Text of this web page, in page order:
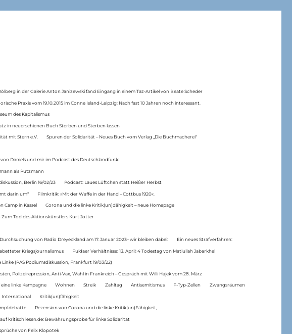
in der Galerie Anton Janizewski fand Eingang in einem Taz-Artikel von Beate Scheder
Praxis vom 19.10.2015 im Conne Island-Leipzig: Nach fast 10 Jahren noch interessant.
des Kapitalismus
in neuerschienen Buch Sterben und Sterben lassen
mit Stern e.V. Spuren der Solidarität – Neues Buch vom Verlag „Die Buchmacherei“
Daniels und mir im Podcast des Deutschlandfunk:
als Putzmann
Berlin 16/02/23 Podcast: Laues Lüftchen statt Heißer Herbst
darin um“ Filmkritik: »Mit der Waffe in der Hand – Cottbus 1920«.
Camp in Kassel Corona und die linke Kritik(un)dähigkeit – neue Homepage
Zum Tod des Aktionskünstlers Kurt Jotter
von Radio Dreyeckland am 17.Januar 2023– wir bleiben dabei: Ein neues Strafverfahren:
Kriegsjournalismus Fuldaer Verhältnisse: 13. April: 4 Todestag von Matiul­lah Jabarkhel
(PAS Podiumsdiskussion, Frankfurt 19/03/22)
Polizeirepression, Anti-Vax, Wahl in Frankreich – Gespräch mit Willi Hajek vom 28. März
linke Kampagne Wohnen Streik Zahltag Antisemitismus F-Typ-Zellen Zwangsräumen
International Kritik(un)fähigkeit
Rezension von Corona und die linke Kritik(un)Fähigkeit,
auf kritisch lesen.de: Bewährungsprobe für linke Solidarität
von Felix Klopotek